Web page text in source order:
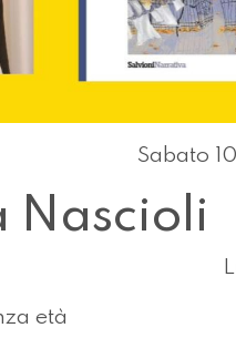
Sabato
Nascioli
età